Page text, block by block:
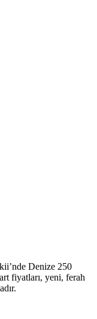
Denize 250
fiyatları, yeni, ferah